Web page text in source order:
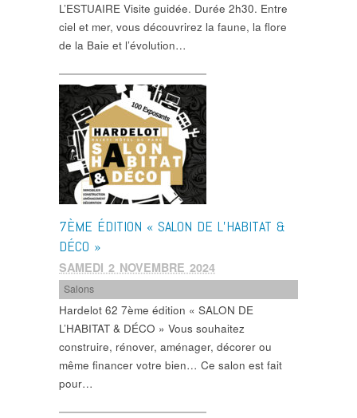
L’ESTUAIRE Visite guidée. Durée 2h30. Entre
ciel et mer, vous découvrirez la faune, la flore
de la Baie et l’évolution…
7ÈME ÉDITION « SALON DE L’HABITAT &
DÉCO »
SAMEDI 2 NOVEMBRE 2024
Salons
Hardelot 62 7ème édition « SALON DE
L’HABITAT & DÉCO » Vous souhaitez
construire, rénover, aménager, décorer ou
même financer votre bien… Ce salon est fait
pour…